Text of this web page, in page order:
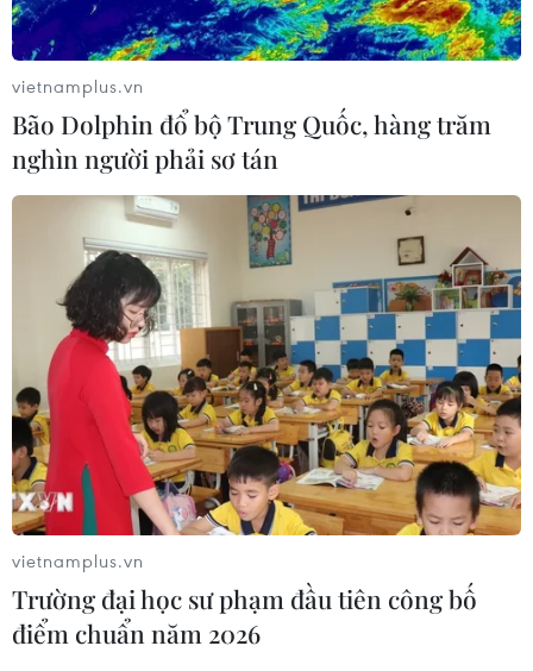
vietnamplus.vn
Bão Dolphin đổ bộ Trung Quốc, hàng trăm
nghìn người phải sơ tán
vietnamplus.vn
Trường đại học sư phạm đầu tiên công bố
điểm chuẩn năm 2026